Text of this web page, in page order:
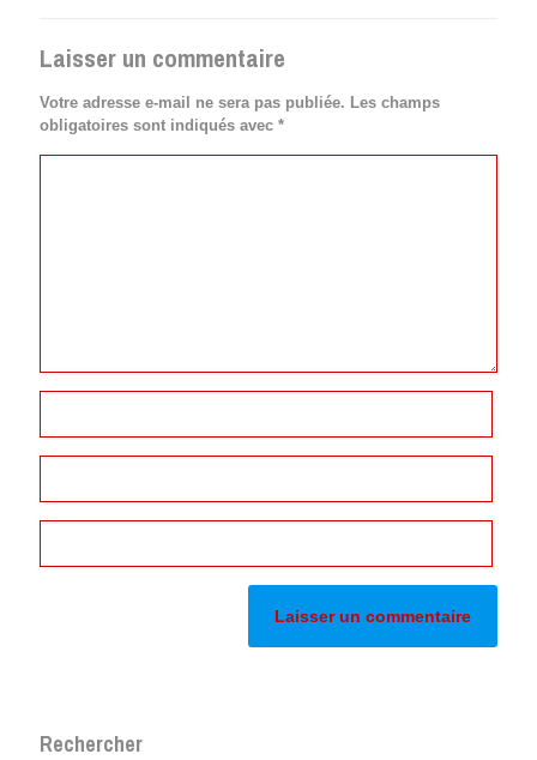
Laisser un commentaire
Votre adresse e-mail ne sera pas publiée. Les champs
obligatoires sont indiqués avec *
Rechercher